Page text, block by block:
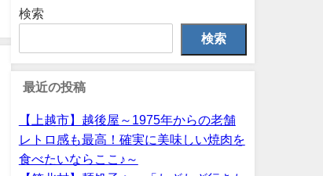
検索
検索
最近の投稿
【上越市】越後屋～1975年からの老舗
レトロ感も最高！確実に美味しい焼肉を
食べたいならここ♪～